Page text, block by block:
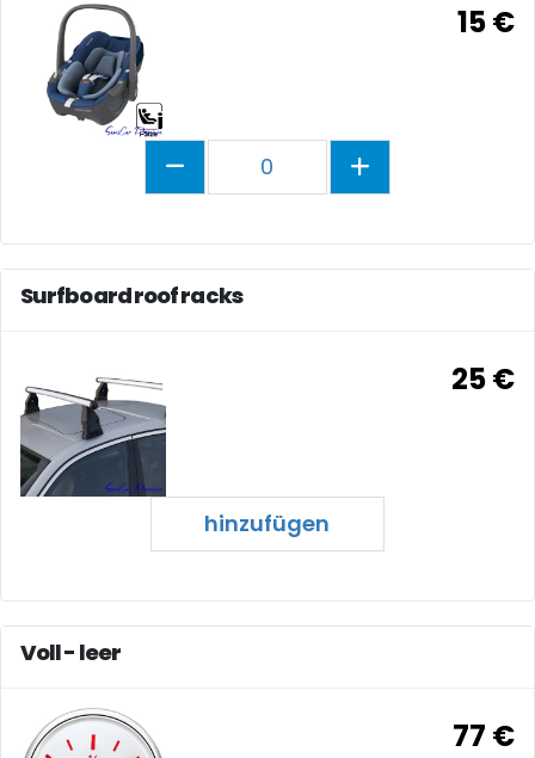
15 €
0
Surfboard roof racks
25 €
hinzufügen
Voll - leer
77 €